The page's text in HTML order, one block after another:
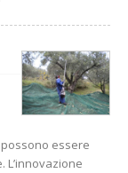
essere
L’innovazione